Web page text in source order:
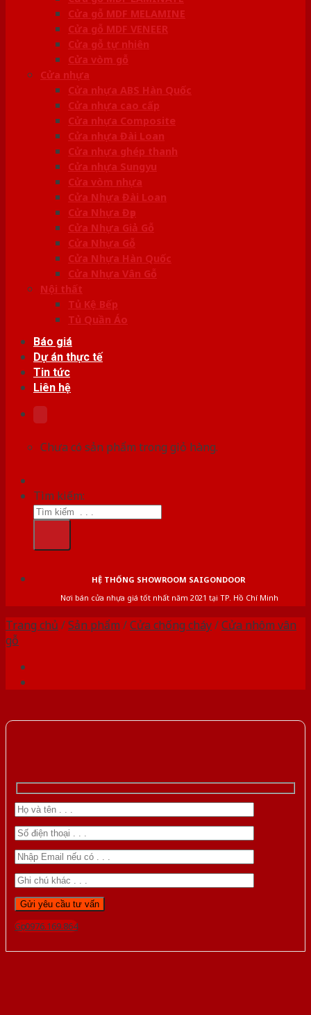
Cửa gỗ MDF MELAMINE
Cửa gỗ MDF VENEER
Cửa gỗ tự nhiên
Cửa vòm gỗ
Cửa nhựa
Cửa nhựa ABS Hàn Quốc
Cửa nhựa cao cấp
Cửa nhựa Composite
Cửa nhựa Đài Loan
Cửa nhựa ghép thanh
Cửa nhựa Sungyu
Cửa vòm nhựa
Cửa Nhựa Đài Loan
Cửa Nhựa Đẹp
Cửa Nhựa Giả Gỗ
Cửa Nhựa Gỗ
Cửa Nhựa Hàn Quốc
Cửa Nhựa Vân Gỗ
Nội thất
Tủ Kệ Bếp
Tủ Quần Áo
Báo giá
Dự án thực tế
Tin tức
Liên hệ
Chưa có sản phẩm trong giỏ hàng.
Tìm kiếm:
HỆ THỐNG SHOWROOM SAIGONDOOR
Nơi bán cửa nhựa giá tốt nhất năm 2021 tại TP. Hồ Chí Minh
Trang chủ /Sản phẩm /Cửa chống cháy/Cửa nhôm vân
gỗ
Gọi 0976.169.864